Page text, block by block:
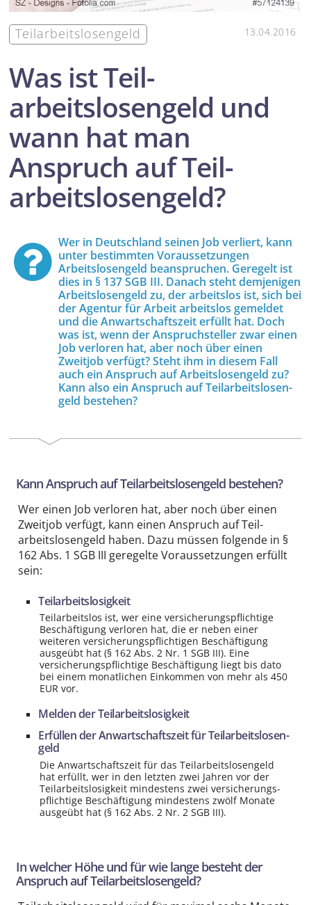
Teil­arbeitslosen­geld 13.04.2016
Was ist Teil­
arbeitslosen­geld und
wann hat man
Anspruch auf Teil­
arbeitslosen­geld?
Wer in Deutschland seinen Job verliert, kann
unter bestimmten Voraus­setzungen
Arbeitslosengeld beanspruchen. Geregelt ist
dies in § 137 SGB III. Danach steht demjenigen
Arbeitslosengeld zu, der arbeitslos ist, sich bei
der Agentur für Arbeit arbeitslos gemeldet
und die Anwartschafts­zeit erfüllt hat. Doch
was ist, wenn der Anspruch­steller zwar einen
Job verloren hat, aber noch über einen
Zweitjob verfügt? Steht ihm in diesem Fall
auch ein Anspruch auf Arbeitslosengeld zu?
Kann also ein Anspruch auf Teil­arbeitslosen­
geld bestehen?
Kann Anspruch auf Teil­arbeitslosen­geld bestehen?
Wer einen Job verloren hat, aber noch über einen
Zweitjob verfügt, kann einen Anspruch auf Teil­
arbeitslosen­geld haben. Dazu müssen folgende in §
162 Abs. 1 SGB III geregelte Voraus­setzungen erfüllt
sein:
Teil­arbeitslosigkeit
Teil­arbeitslos ist, wer eine versicherungs­pflichtige
Beschäftigung verloren hat, die er neben einer
weiteren versicherungs­pflichtigen Beschäftigung
ausgeübt hat (§ 162 Abs. 2 Nr. 1 SGB III). Eine
versicherungs­pflichtige Beschäftigung liegt bis dato
bei einem monatlichen Einkommen von mehr als 450
EUR vor.
Melden der Teil­arbeitslosigkeit
Erfüllen der Anwartschafts­zeit für Teil­arbeitslosen­
geld
Die Anwartschafts­zeit für das Teil­arbeitslosen­geld
hat erfüllt, wer in den letzten zwei Jahren vor der
Teil­arbeitslosigkeit mindestens zwei versicherungs­
pflichtige Beschäftigung mindestens zwölf Monate
ausgeübt hat (§ 162 Abs. 2 Nr. 2 SGB III).
In welcher Höhe und für wie lange besteht der
Anspruch auf Teil­arbeitslosen­geld?